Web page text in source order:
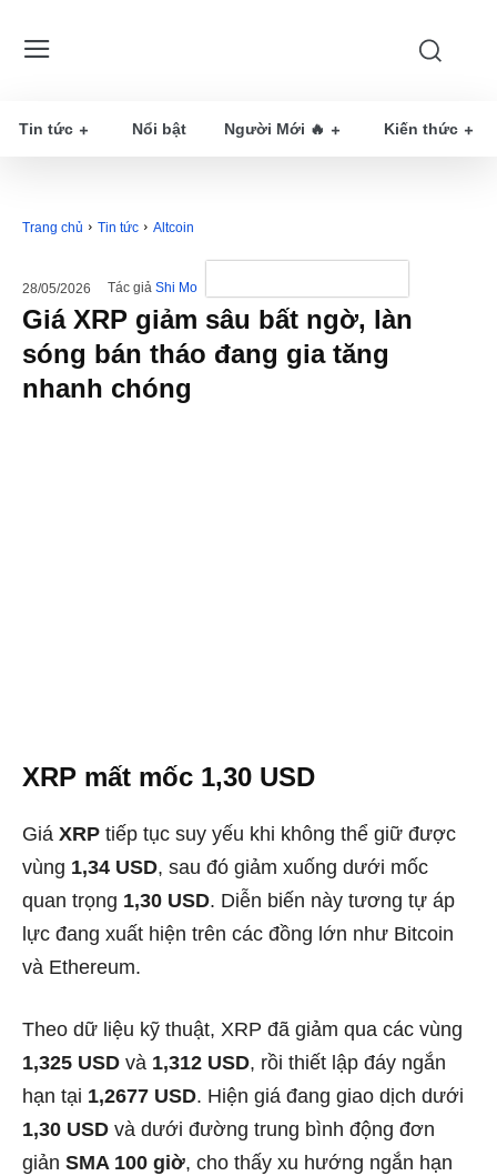
Tin tức Nổi bật Người Mới 🔥 Kiến thức
Trang chủ Tin tức Altcoin
28/05/2026 Tác giả Shi Mo
Giá XRP giảm sâu bất ngờ, làn
sóng bán tháo đang gia tăng
nhanh chóng
XRP mất mốc 1,30 USD
Giá XRP tiếp tục suy yếu khi không thể giữ được
vùng 1,34 USD, sau đó giảm xuống dưới mốc
quan trọng 1,30 USD. Diễn biến này tương tự áp
lực đang xuất hiện trên các đồng lớn như Bitcoin
và Ethereum.
Theo dữ liệu kỹ thuật, XRP đã giảm qua các vùng
1,325 USD và 1,312 USD, rồi thiết lập đáy ngắn
hạn tại 1,2677 USD. Hiện giá đang giao dịch dưới
1,30 USD và dưới đường trung bình động đơn
giản SMA 100 giờ, cho thấy xu hướng ngắn hạn